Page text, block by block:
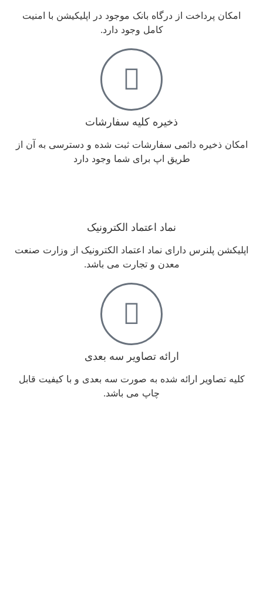
امکان پرداخت از درگاه بانک موجود در اپلیکیشن با امنیت
کامل وجود دارد.
ذخیره کلیه سفارشات
امکان ذخیره دائمی سفارشات ثبت شده و دسترسی به آن از
طریق اپ برای شما وجود دارد
نماد اعتماد الکترونیک
اپلیکشن پلنرس دارای نماد اعتماد الکترونیک از وزارت صنعت
معدن و تجارت می باشد.
ارائه تصاویر سه بعدی
کلیه تصاویر ارائه شده به صورت سه بعدی و با کیفیت قابل
چاپ می باشد.